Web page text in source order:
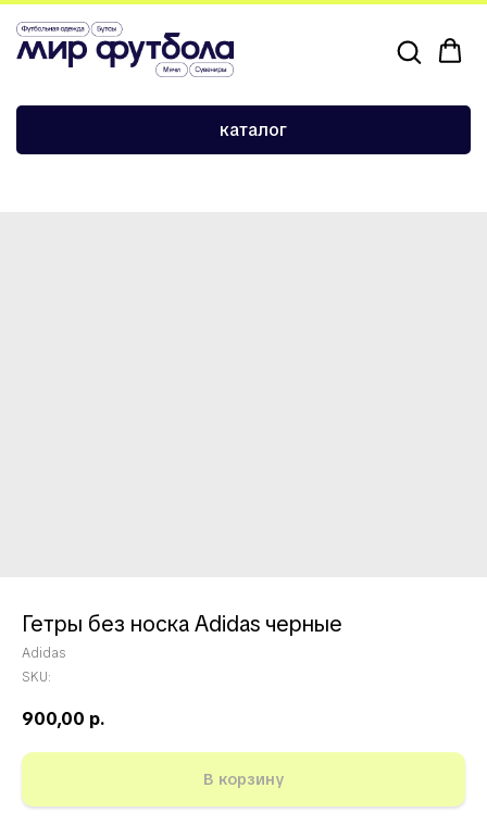
каталог
Гетры без носка Adidas черные
Гетры без носка Adidas черные
Adidas
SKU:
900,00 р.
В корзину